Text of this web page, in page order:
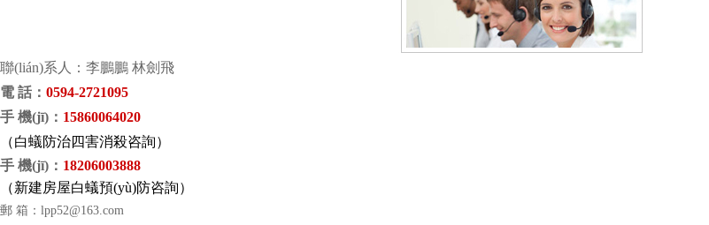
聯(lián)系人：李鵬鵬 林劍飛
電 話 ： 0594-2721095
手 機(jī) ： 15860064020
（白蟻防治四害消殺咨詢）
手 機(jī) ： 18206003888
（新建房屋白蟻預(yù)防咨詢）
郵 箱： lpp52@163.com